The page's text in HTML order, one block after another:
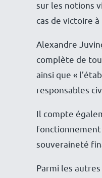
sur les notions
cas de victoire
Alexandre
complète de
ainsi que «
responsables
Il compte
fonctionnement
souveraineté
Parmi les